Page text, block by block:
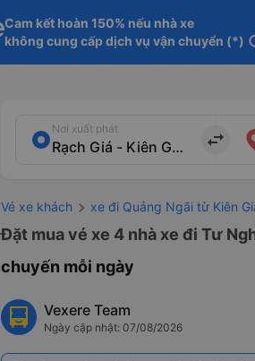
Cam kết hoàn 150% nếu nhà xe
không cung cấp dịch vụ vận chuyển (*)
Nơi xuất phát
import_export
Vé xe khách xe đi Quảng Ngãi từ Kiên
Đặt mua vé xe 4 nhà xe đi Tư
chuyến mỗi ngày
Vexere Team
Ngày cập nhật: 07/08/2026